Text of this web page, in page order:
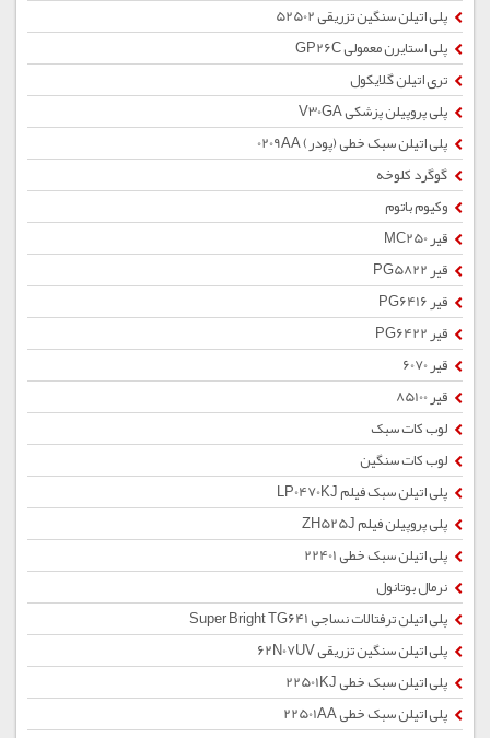
پلی اتیلن سنگین تزریقی 52502
پلی استایرن معمولی GP26C
تری اتیلن گلایکول
پلی پروپیلن پزشکی V30GA
پلی اتیلن سبک خطی (پودر) 0209AA
گوگرد کلوخه
وکیوم باتوم
قیر MC250
قیر PG5822
قیر PG6416
قیر PG6422
قیر 6070
قیر 85100
لوب کات سبک
لوب کات سنگین
پلی اتیلن سبک فیلم LP0470KJ
پلی پروپیلن فیلم ZH525J
پلی اتیلن سبک خطی 22401
نرمال بوتانول
پلی اتیلن ترفتالات نساجی Super Bright TG641
پلی اتیلن سنگین تزریقی 62N07UV
پلی اتیلن سبک خطی 22501KJ
پلی اتیلن سبک خطی 22501AA